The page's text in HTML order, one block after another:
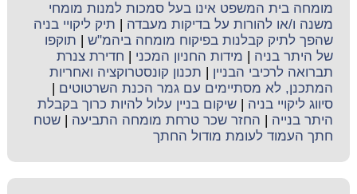
מומחה בית המשפט אינו בעל סמכות למנות מומחי
משנה ו/או להורות על בדיקות מעבדה
תיק ליקויי בניה
שהפך לתיק קבלנות בפיקוח מומחה ביהמ"ש
תוקפו
של היתר בניה
מידות החניון המכני
חדירת צנרת
תברואה לרכיבי הבניין
תכנון קונסטרוקציה ואחריות
המתכנן, לא מסתיימים עם גמר הכנת השרטוטים
סיווג ליקויי בניה |שיקום בניין עלול להיות כרוך בקבלת
היתר בנייה
החזר שכר טרחת מומחה התביעה |שטח
חתך העמוד לעומת מודול החתך